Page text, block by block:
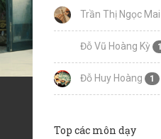
Trần Thị Ngọc Mai
Đỗ Vũ Hoàng Kỳ 1
Đỗ Huy Hoàng 1
Top các môn dạy